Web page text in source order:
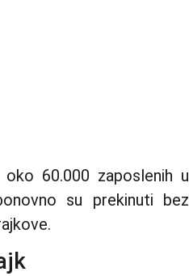
60.000 zaposlenih u
su prekinuti bez